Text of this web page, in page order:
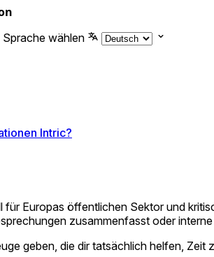
Sprache wählen
Intric?
Europas öffentlichen Sektor und
zusammenfasst oder
geben, die dir tatsächlich helfen,